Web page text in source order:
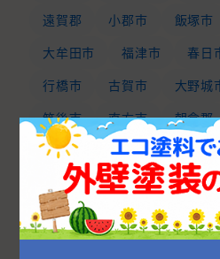
遠賀郡
小郡市 飯塚市
大牟田市
福津市 春日
行橋市
古賀市 大野城
筑後市
直方市 朝倉郡
那珂川市
三井郡 朝倉
柳川市
築上郡 田川郡
みやま市
田川市 鞍手